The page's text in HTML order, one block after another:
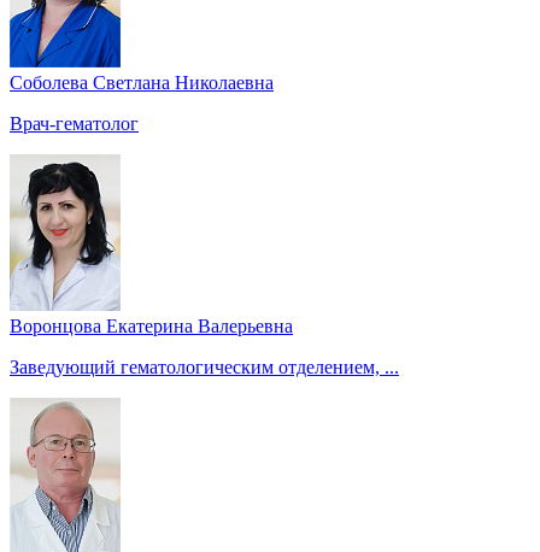
Соболева Светлана Николаевна
Врач-гематолог
Воронцова Екатерина Валерьевна
Заведующий гематологическим отделением, ...